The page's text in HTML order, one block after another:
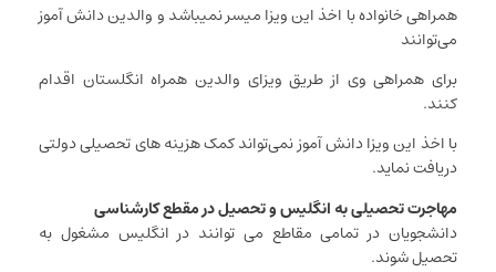
همراهی خانواده با اخذ این ویزا میسر نمیباشد و والدین دانش آموز
می‌توانند
برای همراهی وی از طریق ویزای والدین همراه انگلستان اقدام
کنند.
با اخذ این ویزا دانش آموز نمی‌تواند کمک هزینه های تحصیلی دولتی
دریافت نماید.
مهاجرت تحصیلی به انگلیس و تحصیل در مقطع کارشناسی
دانشجویان در تمامی مقاطع می توانند در انگلیس مشغول به
تحصیل شوند.